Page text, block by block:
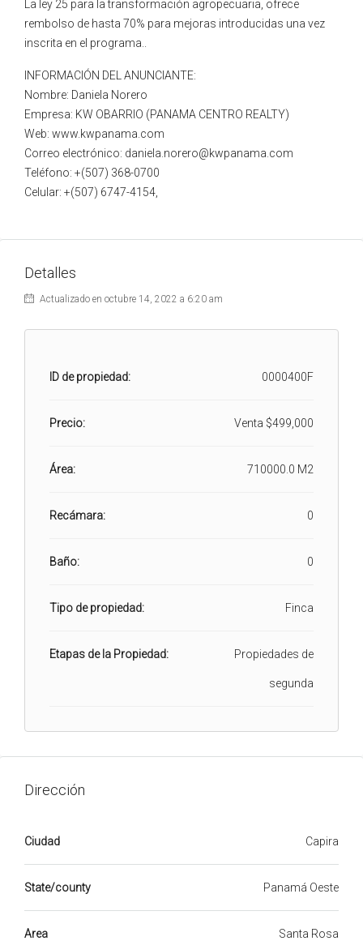
La ley 25 para la transformación agropecuaria, ofrece
rembolso de hasta 70% para mejoras introducidas una vez
inscrita en el programa..
INFORMACIÓN DEL ANUNCIANTE:
Nombre: Daniela Norero
Empresa: KW OBARRIO (PANAMA CENTRO REALTY)
Web: www.kwpanama.com
Correo electrónico: daniela.norero@kwpanama.com
Teléfono: +(507) 368-0700
Celular: +(507) 6747-4154,
Detalles
Actualizado en octubre 14, 2022 a 6:20 am
ID de propiedad: 0000400F
Precio: Venta $499,000
Área: 710000.0 M2
Recámara: 0
Baño: 0
Tipo de propiedad: Finca
Etapas de la Propiedad: Propiedades de
segunda
Dirección
Ciudad Capira
State/county Panamá Oeste
Area Santa Rosa